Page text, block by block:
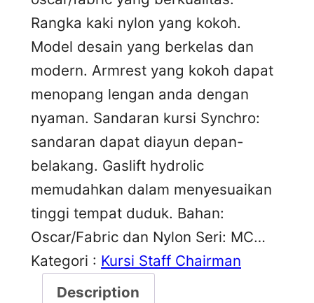
Rangka kaki nylon yang kokoh.
Model desain yang berkelas dan
modern. Armrest yang kokoh dapat
menopang lengan anda dengan
nyaman. Sandaran kursi Synchro:
sandaran dapat diayun depan-
belakang. Gaslift hydrolic
memudahkan dalam menyesuaikan
tinggi tempat duduk. Bahan:
Oscar/Fabric dan Nylon Seri: MC…
Kategori : Kursi Staff Chairman
Description